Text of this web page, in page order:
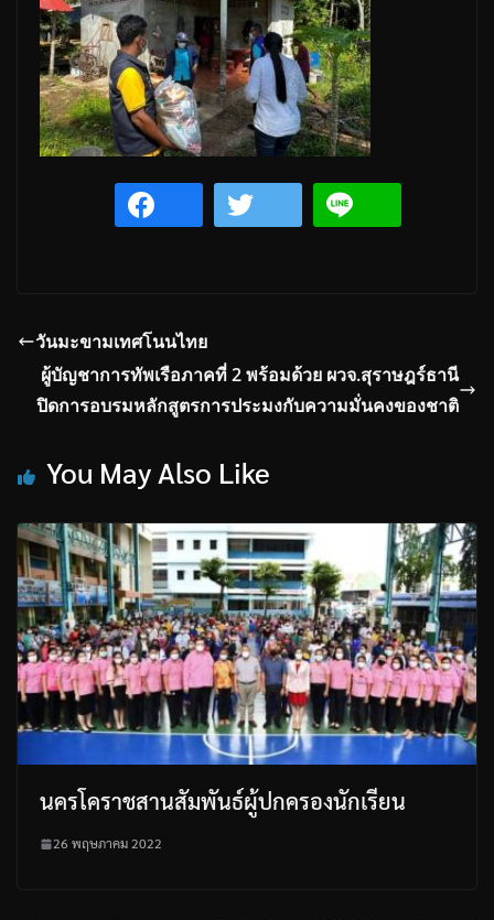
วันมะขามเทศโนนไทย
ผู้บัญชาการทัพเรือภาคที่ 2 พร้อมด้วย ผวจ.สุราษฎร์ธานี
ปิดการอบรมหลักสูตรการประมงกับความมั่นคงของชาติ
You May Also Like
นครโคราชสานสัมพันธ์ผู้ปกครองนักเรียน
26 พฤษภาคม 2022